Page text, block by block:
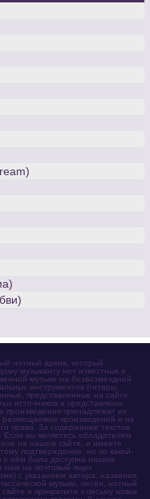
нотный архив, который
музыканту нот известных и
музыки на безвозмездной
инструментов (гитары,
представленные на сайте
источников и представлены
произведения принадлежат их
размещаемых произведений и не
права. За содержание текстов
Если вы являетесь обладателем
на нашем сайте, и имеете
подтверждение, но по какой-
о нём была доступна нашим
нам на почтовый ящик
с указанием автора, названия,
музыки, песен, нотный
и прикрепите к письму копии